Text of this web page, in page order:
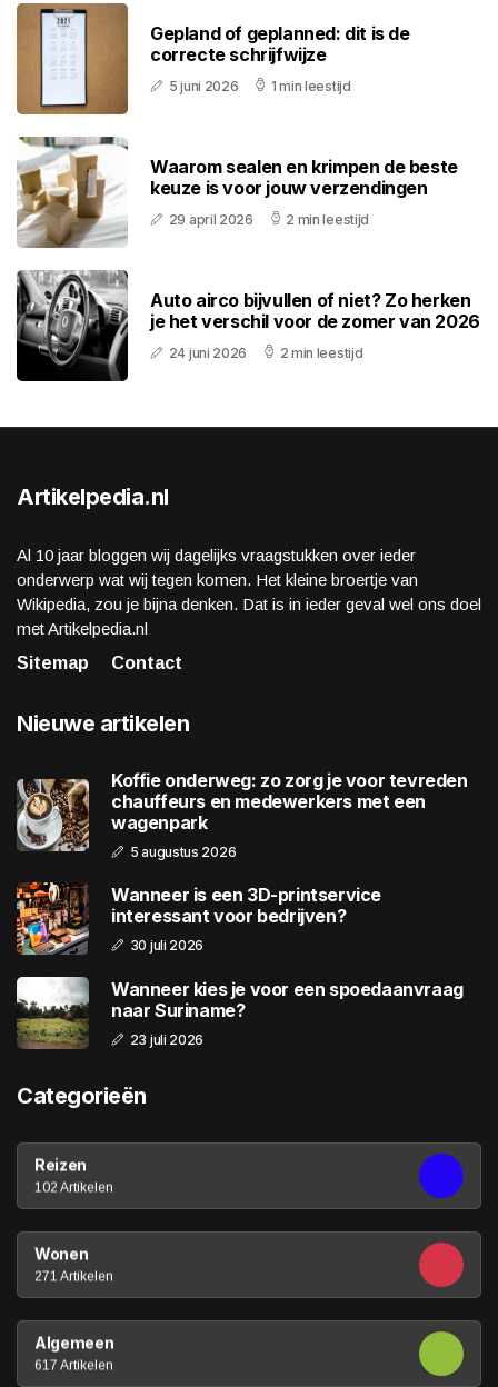
Gepland of geplanned: dit is de
correcte schrijfwijze
5 juni 2026 1 min leestijd
Waarom sealen en krimpen de beste
keuze is voor jouw verzendingen
29 april 2026 2 min leestijd
Auto airco bijvullen of niet? Zo herken
je het verschil voor de zomer van 2026
24 juni 2026 2 min leestijd
Artikelpedia.nl
Al 10 jaar bloggen wij dagelijks vraagstukken over ieder
onderwerp wat wij tegen komen. Het kleine broertje van
Wikipedia, zou je bijna denken. Dat is in ieder geval wel ons doel
met Artikelpedia.nl
Sitemap
Contact
Nieuwe artikelen
Koffie onderweg: zo zorg je voor tevreden
chauffeurs en medewerkers met een
wagenpark
5 augustus 2026
Wanneer is een 3D-printservice
interessant voor bedrijven?
30 juli 2026
Wanneer kies je voor een spoedaanvraag
naar Suriname?
23 juli 2026
Categorieën
Reizen
102 Artikelen
Wonen
271 Artikelen
Algemeen
617 Artikelen